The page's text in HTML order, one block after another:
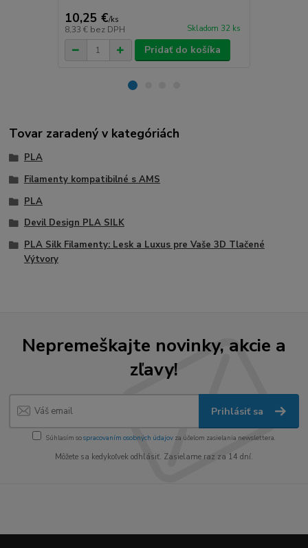
10,25 €/ks
8,33 € bez DPH Skladom 32 ks
Pridať do košíka
Tovar zaradený v kategóriách
PLA
Filamenty kompatibilné s AMS
PLA
Devil Design PLA SILK
PLA Silk Filamenty: Lesk a Luxus pre Vaše 3D Tlačené
Výtvory
Nepremeškajte novinky, akcie a
zľavy!
Prihlásiť sa
Súhlasím sospracovaním osobných údajov za účelom zasielania newslettera.
Môžete sa kedykoľvek odhlásiť. Zasielame raz za 14 dní.